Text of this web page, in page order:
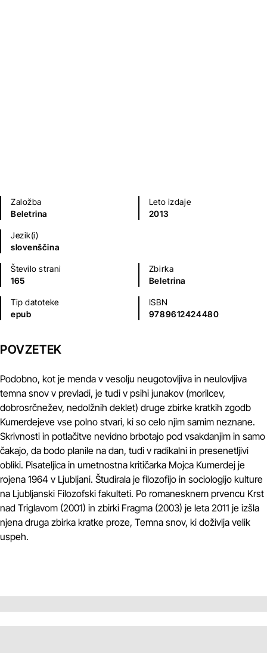
Založba
Beletrina
Leto izdaje
2013
Jezik(i)
slovenščina
Število strani
165
Zbirka
Beletrina
Tip datoteke
epub
ISBN
9789612424480
POVZETEK
Podobno, kot je menda v vesolju neugotovljiva in neulovljiva
temna snov v prevladi, je tudi v psihi junakov (morilcev,
dobrosrčnežev, nedolžnih deklet) druge zbirke kratkih zgodb
Kumerdejeve vse polno stvari, ki so celo njim samim neznane.
Skrivnosti in potlačitve nevidno brbotajo pod vsakdanjim in samo
čakajo, da bodo planile na dan, tudi v radikalni in presenetljivi
obliki. Pisateljica in umetnostna kritičarka Mojca Kumerdej je
rojena 1964 v Ljubljani. Študirala je filozofijo in sociologijo kulture
na Ljubljanski Filozofski fakulteti. Po romanesknem prvencu Krst
nad Triglavom (2001) in zbirki Fragma (2003) je leta 2011 je izšla
njena druga zbirka kratke proze, Temna snov, ki doživlja velik
uspeh.